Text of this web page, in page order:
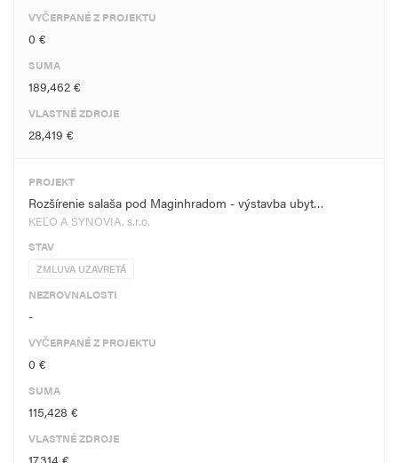
VYČERPANÉ Z PROJEKTU
0 €
SUMA
189,462 €
VLASTNÉ ZDROJE
28,419 €
PROJEKT
Rozšírenie salaša pod Maginhradom - výstavba ubyt…
KEĽO A SYNOVIA, s.r.o.
STAV
ZMLUVA UZAVRETÁ
NEZROVNALOSTI
-
VYČERPANÉ Z PROJEKTU
0 €
SUMA
115,428 €
VLASTNÉ ZDROJE
17,314 €